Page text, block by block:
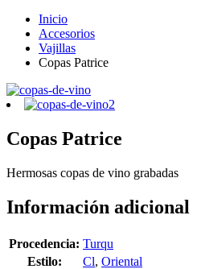
Inicio
Accesorios
Vajillas
Copas Patrice
Copas Patrice
Hermosas copas de vino grabadas
Información adicional
Procedencia: Turqu
Estilo:
Cl, Oriental